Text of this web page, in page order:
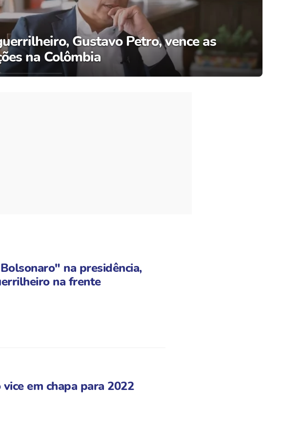
Gustavo Petro, vence as
na Colômbia
na presidência,
na frente
em chapa para 2022